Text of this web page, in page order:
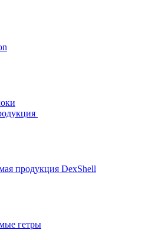
продукция DexShell
гетры